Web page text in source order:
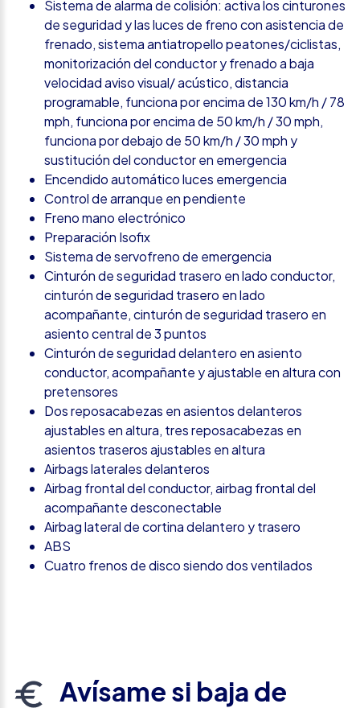
Sistema de alarma de colisión: activa los cinturones
de seguridad y las luces de freno con asistencia de
frenado, sistema antiatropello peatones/ciclistas,
monitorización del conductor y frenado a baja
velocidad aviso visual/ acústico, distancia
programable, funciona por encima de 130 km/h / 78
mph, funciona por encima de 50 km/h / 30 mph,
funciona por debajo de 50 km/h / 30 mph y
sustitución del conductor en emergencia
Encendido automático luces emergencia
Control de arranque en pendiente
Freno mano electrónico
Preparación Isofix
Sistema de servofreno de emergencia
Cinturón de seguridad trasero en lado conductor,
cinturón de seguridad trasero en lado
acompañante, cinturón de seguridad trasero en
asiento central de 3 puntos
Cinturón de seguridad delantero en asiento
conductor, acompañante y ajustable en altura con
pretensores
Dos reposacabezas en asientos delanteros
ajustables en altura, tres reposacabezas en
asientos traseros ajustables en altura
Airbags laterales delanteros
Airbag frontal del conductor, airbag frontal del
acompañante desconectable
Airbag lateral de cortina delantero y trasero
ABS
Cuatro frenos de disco siendo dos ventilados
Avísame si baja de